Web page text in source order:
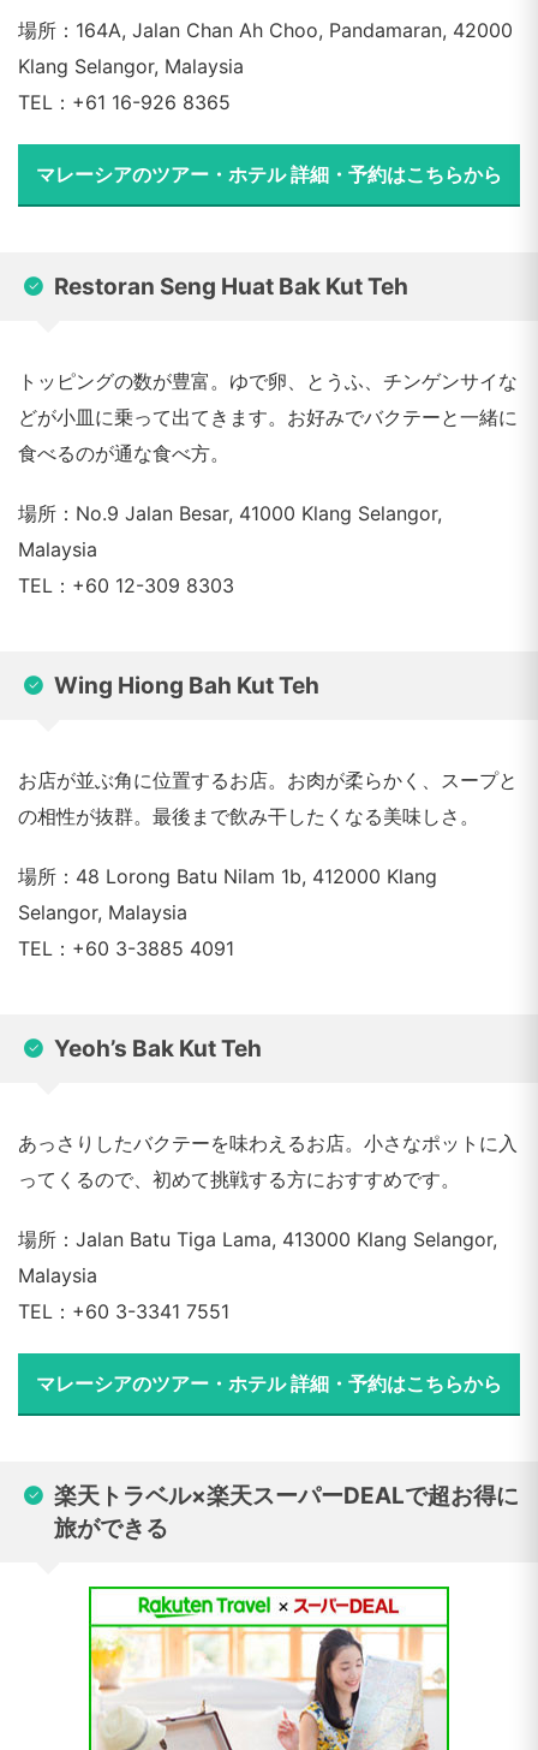
場所：164A, Jalan Chan Ah Choo, Pandamaran, 42000
Klang Selangor, Malaysia
TEL：+61 16-926 8365
マレーシアのツアー・ホテル 詳細・予約はこちらから
Restoran Seng Huat Bak Kut Teh
トッピングの数が豊富。ゆで卵、とうふ、チンゲンサイな
どが小皿に乗って出てきます。お好みでバクテーと一緒に
食べるのが通な食べ方。
場所：No.9 Jalan Besar, 41000 Klang Selangor,
Malaysia
TEL：+60 12-309 8303
Wing Hiong Bah Kut Teh
お店が並ぶ角に位置するお店。お肉が柔らかく、スープと
の相性が抜群。最後まで飲み干したくなる美味しさ。
場所：48 Lorong Batu Nilam 1b, 412000 Klang
Selangor, Malaysia
TEL：+60 3-3885 4091
Yeoh’s Bak Kut Teh
あっさりしたバクテーを味わえるお店。小さなポットに入
ってくるので、初めて挑戦する方におすすめです。
場所：Jalan Batu Tiga Lama, 413000 Klang Selangor,
Malaysia
TEL：+60 3-3341 7551
マレーシアのツアー・ホテル 詳細・予約はこちらから
楽天トラベル×楽天スーパーDEALで超お得に
旅ができる